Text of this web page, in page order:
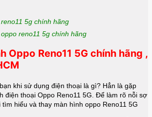
5g chính hãng
reno11 5g chính hãng
Oppo Reno11 5G chính hãng ,
khi sử dụng điện thoại là gì? Hẳn là gặp
điện thoại Oppo Reno11 5G. Để làm rõ nỗi sợ
hiểu và thay màn hình oppo Reno11 5G